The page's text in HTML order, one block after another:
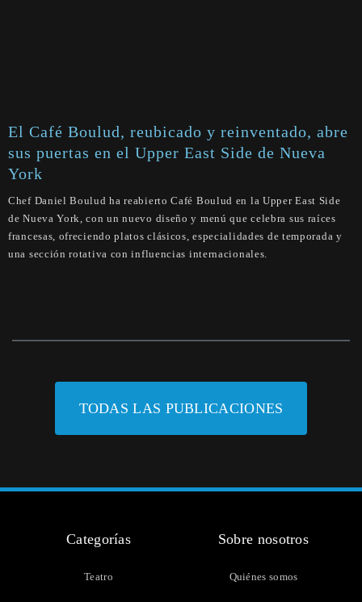
El Café Boulud, reubicado y reinventado, abre
sus puertas en el Upper East Side de Nueva
York
Chef Daniel Boulud ha reabierto Café Boulud en la Upper East Side
de Nueva York, con un nuevo diseño y menú que celebra sus raíces
francesas, ofreciendo platos clásicos, especialidades de temporada y
una sección rotativa con influencias internacionales.
TODAS LAS PUBLICACIONES
Categorías
Teatro
Sobre nosotros
Quiénes somos